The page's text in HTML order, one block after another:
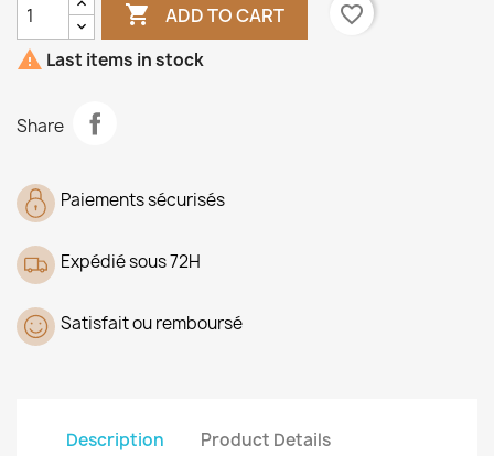
 ADD TO CART
favorite_border
 Last items in stock
Share
Paiements sécurisés
Expédié sous 72H
Satisfait ou remboursé
Description Product Details